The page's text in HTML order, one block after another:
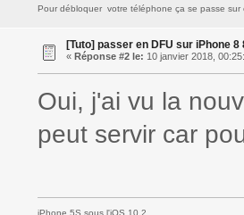
Pour débloquer votre téléphone ça se passe sur
[Tuto] passer en DFU sur iPhone 8
« Réponse #2 le: 10 janvier 2018,
Oui, j'ai vu la
peut servir car